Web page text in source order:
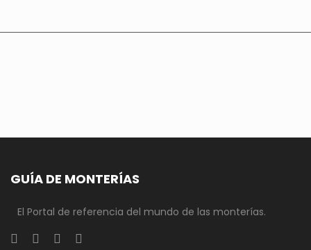
GUÍA DE MONTERÍAS
El Portal de referencia del mundo de las monterías.